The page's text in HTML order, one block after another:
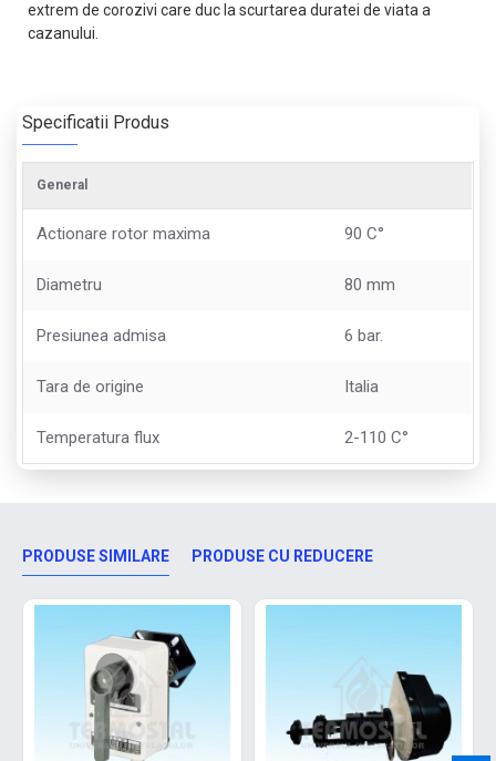
extrem de corozivi care duc la scurtarea duratei de viata a
cazanului.
Specificatii Produs
General
Actionare rotor maxima 90 C°
Diametru 80 mm
Presiunea admisa 6 bar.
Tara de origine Italia
Temperatura flux 2-110 C°
PRODUSE SIMILARE PRODUSE CU REDUCERE